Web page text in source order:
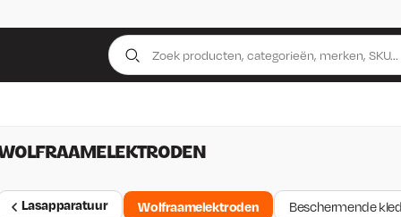
Lasapparatuur Wolfraamelektroden Beschermende